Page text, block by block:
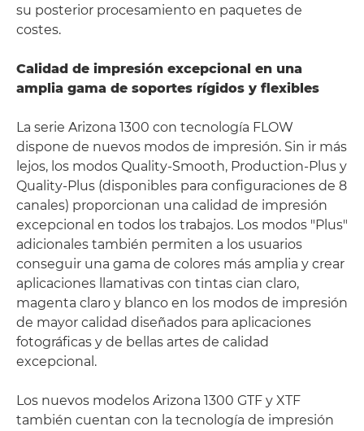
su posterior procesamiento en paquetes de
costes.
Calidad de impresión excepcional en una
amplia gama de soportes rígidos y flexibles
La serie Arizona 1300 con tecnología FLOW
dispone de nuevos modos de impresión. Sin ir más
lejos, los modos Quality-Smooth, Production-Plus y
Quality-Plus (disponibles para configuraciones de 8
canales) proporcionan una calidad de impresión
excepcional en todos los trabajos. Los modos "Plus"
adicionales también permiten a los usuarios
conseguir una gama de colores más amplia y crear
aplicaciones llamativas con tintas cian claro,
magenta claro y blanco en los modos de impresión
de mayor calidad diseñados para aplicaciones
fotográficas y de bellas artes de calidad
excepcional.
Los nuevos modelos Arizona 1300 GTF y XTF
también cuentan con la tecnología de impresión